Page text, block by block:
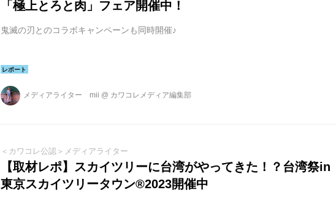
「極上とろと肉」フェア開催中！
鬼滅の刃とのコラボキャンペーンも同時開催♪
メディアライター mii @ カワコレメディア編集部
＜カワコレ公認＞メディアライター
【取材レポ】スカイツリーに台湾がやってきた！？台湾祭in
東京スカイツリータウン®2023開催中